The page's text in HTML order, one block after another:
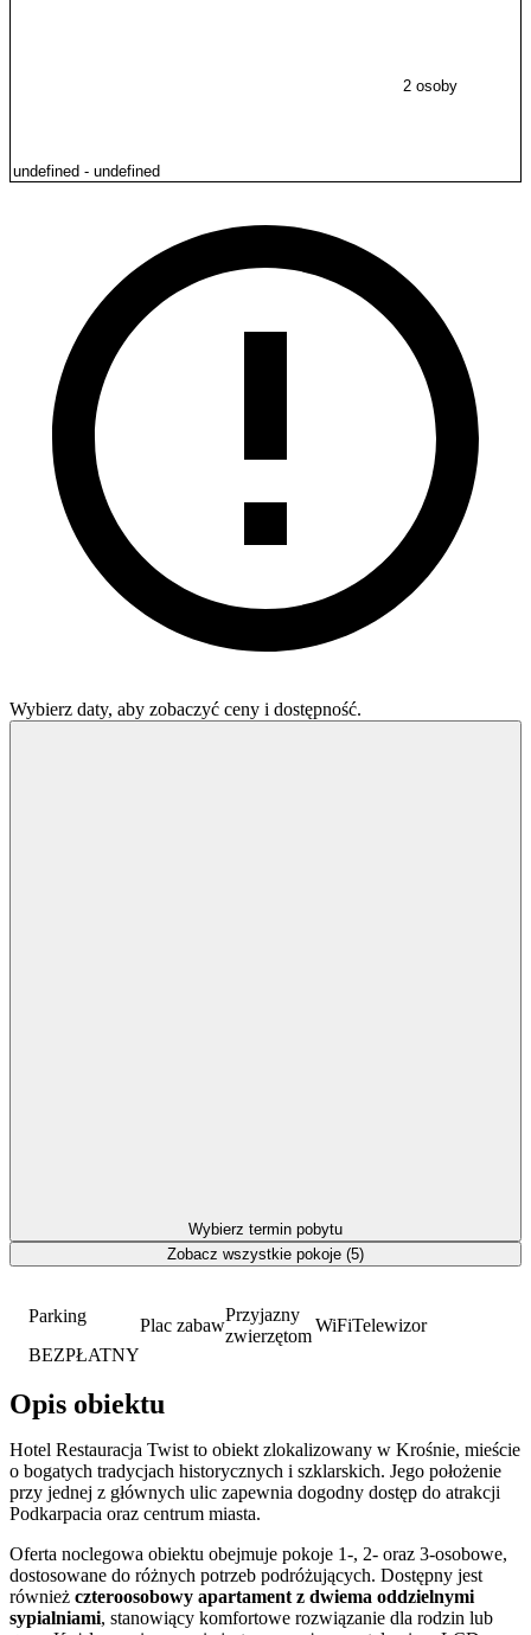
Parking
BEZPŁATNY
Plac zabaw
Przyjazny
zwierzętom
WiFiTelewizor
Opis obiektu
Hotel Restauracja Twist to obiekt zlokalizowany w Krośnie, mieście
o bogatych tradycjach historycznych i szklarskich. Jego położenie
przy jednej z głównych ulic zapewnia dogodny dostęp do atrakcji
Podkarpacia oraz centrum miasta.
Oferta noclegowa obiektu obejmuje pokoje 1-, 2- oraz 3-osobowe,
dostosowane do różnych potrzeb podróżujących. Dostępny jest
również czteroosobowy apartament z dwiema oddzielnymi
sypialniami, stanowiący komfortowe rozwiązanie dla rodzin lub
2 osoby
Wybierz daty, aby zobaczyć ceny i dostępność.
Wybierz termin pobytu
Zobacz wszystkie pokoje (5)